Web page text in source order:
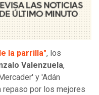
la parrilla", los
Valenzuela,
y 'Adán
repaso por los mejores